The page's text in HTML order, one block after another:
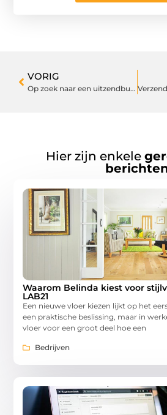
VORIG
Op zoek naar een uitzendbureau in Gorinchem of Oosterhout?
Hier zijn enkele
Waarom Belinda kiest voor
LAB21
Een nieuwe vloer kiezen lijkt op het
een praktische beslissing, maar in
vloer voor een groot deel hoe een
Bedrijven